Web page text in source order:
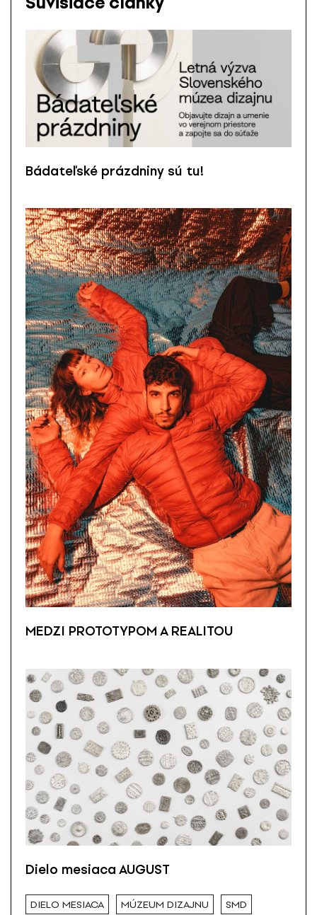
Bádateľské prázdniny sú tu!
MEDZI PROTOTYPOM A REALITOU
Dielo mesiaca AUGUST
DIELO MESIACA MÚZEUM DIZAJNU SMD